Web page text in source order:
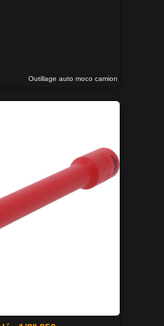
Outillage auto moco camion